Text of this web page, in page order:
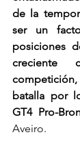
de la
ser un
posiciones
creciente
batalla por
GT4 Pro-
Aveiro.